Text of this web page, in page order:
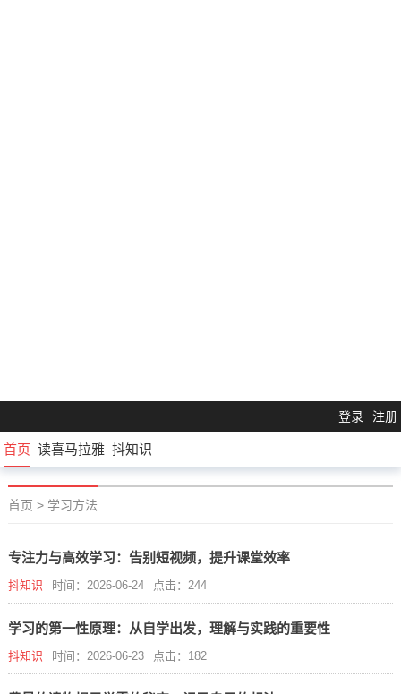
登录 注册
首页 读喜马拉雅 抖知识
首页 > 学习方法
专注力与高效学习：告别短视频，提升课堂效率
抖知识 时间：2026-06-24 点击：244
学习的第一性原理：从自学出发，理解与实践的重要性
抖知识 时间：2026-06-23 点击：182